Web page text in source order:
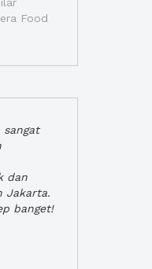
Food
sangat
dan
Jakarta.
banget!